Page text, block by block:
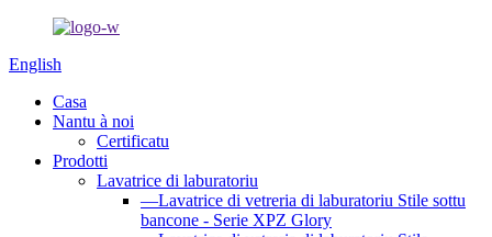
English
Casa
Nantu à noi
Certificatu
Prodotti
Lavatrice di laburatoriu
—Lavatrice di vetreria di laburatoriu Stile sottu
bancone - Serie XPZ Glory